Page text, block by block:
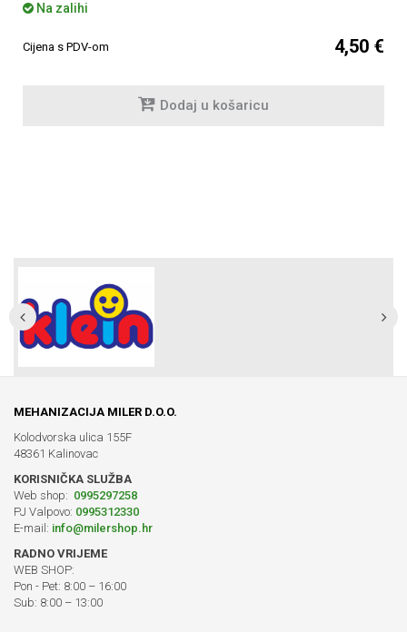
Na zalihi
Cijena s PDV-om 4,50 €
Dodaj u košaricu
MEHANIZACIJA MILER D.O.O.
Kolodvorska ulica 155F
48361 Kalinovac
KORISNIČKA SLUŽBA
Web shop: 0995297258
PJ Valpovo: 0995312330
E-mail: info@milershop.hr
RADNO VRIJEME
WEB SHOP:
Pon - Pet: 8:00 – 16:00
Sub: 8:00 – 13:00